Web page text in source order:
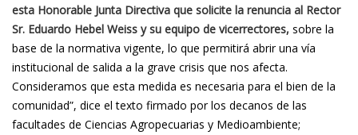
esta Honorable Junta Directiva que solicite la renuncia al Rector
Sr. Eduardo Hebel Weiss y su equipo de vicerrectores, sobre la
base de la normativa vigente, lo que permitirá abrir una vía
institucional de salida a la grave crisis que nos afecta.
Consideramos que esta medida es necesaria para el bien de la
comunidad”, dice el texto firmado por los decanos de las
facultades de Ciencias Agropecuarias y Medioambiente;